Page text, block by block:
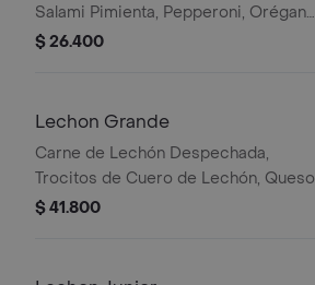
Salami Pimienta, Pepperoni, Orégano,
Queso Parmesano, Queso Mozzarella,
$ 26.400
Lechon Grande
Carne de Lechón Despechada,
Trocitos de Cuero de Lechón, Queso
Mozzarella, Lechuga y Salsa de Ajo
$ 41.800